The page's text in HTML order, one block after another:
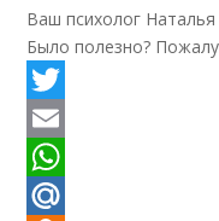
Ваш психолог Наталья
Было полезно?
Twitter
Email
WhatsApp